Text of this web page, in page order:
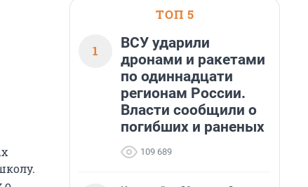
ТОП 5
1
ВСУ ударили
дронами и ракетами
по одиннадцати
регионам России.
Власти сообщили о
погибших и раненых
109 689